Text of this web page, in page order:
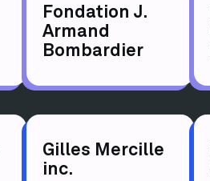
Fondation J.
Armand
Bombardier
Gilles Mercille
inc.